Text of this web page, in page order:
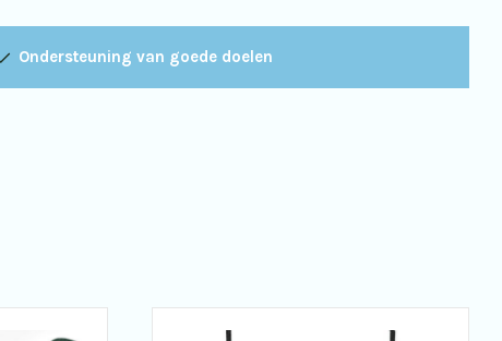
of
80
HD
Ondersteuning van goede doelen